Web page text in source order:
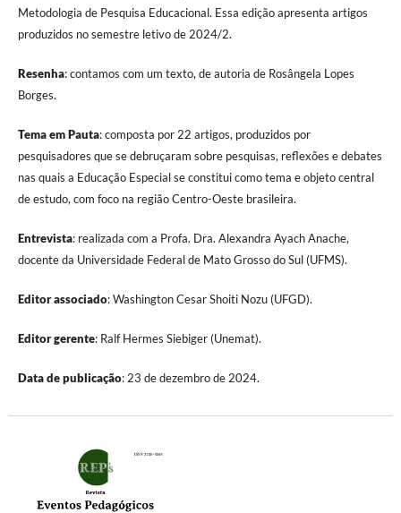
Metodologia de Pesquisa Educacional. Essa edição apresenta artigos
produzidos no semestre letivo de 2024/2.
Resenha: contamos com um texto, de autoria de Rosângela Lopes
Borges.
Tema em Pauta: composta por 22 artigos, produzidos por
pesquisadores que se debruçaram sobre pesquisas, reflexões e debates
nas quais a Educação Especial se constitui como tema e objeto central
de estudo, com foco na região Centro-Oeste brasileira.
Entrevista: realizada com a Profa. Dra. Alexandra Ayach Anache,
docente da Universidade Federal de Mato Grosso do Sul (UFMS).
Editor associado: Washington Cesar Shoiti Nozu (UFGD).
Editor gerente: Ralf Hermes Siebiger (Unemat).
Data de publicação: 23 de dezembro de 2024.